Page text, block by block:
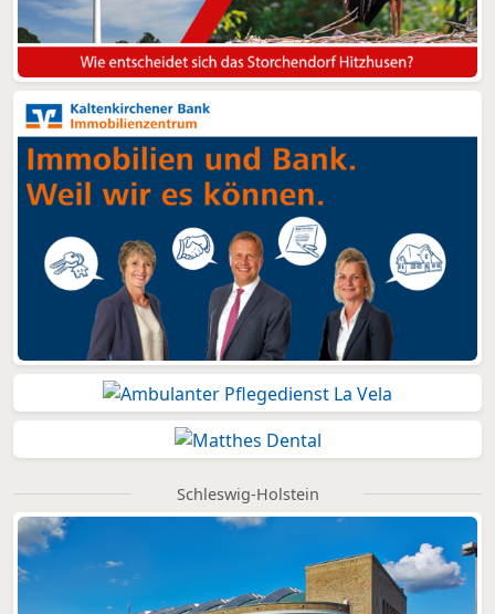
Schleswig-Holstein